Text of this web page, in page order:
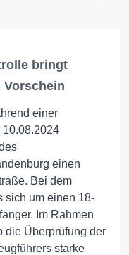
bringt
Vorschein
einer
10.08.2024
einen
Bei dem
sich um einen 18-
Im Rahmen
die Überprüfung der
starke